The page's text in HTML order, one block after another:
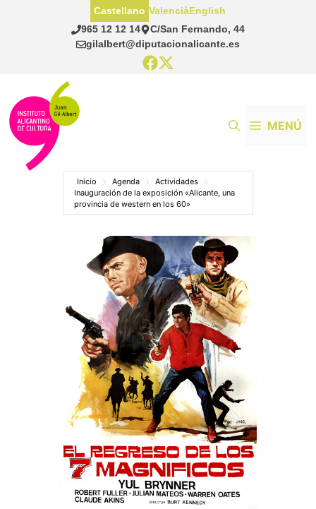
965 12 12 14
C/San Fernando, 44
gilalbert@diputacionalicante.es
Castellano ValenciàEnglish
MENÚ
Inicio Agenda
Actividades
Inauguración de la exposición «Alicante, una
provincia de western en los 60»